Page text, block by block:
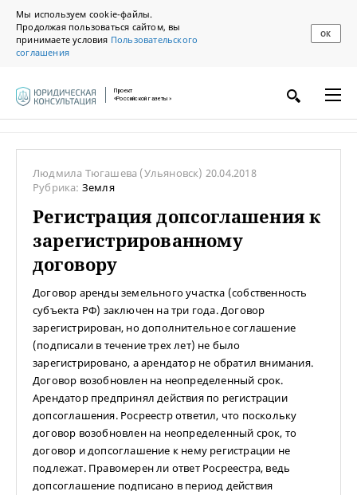
Мы используем cookie-файлы.
Продолжая пользоваться сайтом, вы
принимаете условия Пользовательского
соглашения
ОК
Проект
«Российской газеты»
Людмила Тюгашева (Ульяновск) 20.04.2018
Рубрика: Земля
Регистрация допсоглашения к
зарегистрированному
договору
Договор аренды земельного участка (собственность
субъекта РФ) заключен на три года. Договор
зарегистрирован, но дополнительное соглашение
(подписали в течение трех лет) не было
зарегистрировано, а арендатор не обратил внимания.
Договор возобновлен на неопределенный срок.
Арендатор предпринял действия по регистрации
допсоглашения. Росреестр ответил, что поскольку
договор возобновлен на неопределенный срок, то
договор и допсоглашение к нему регистрации не
подлежат. Правомерен ли ответ Росреестра, ведь
допсоглашение подписано в период действия